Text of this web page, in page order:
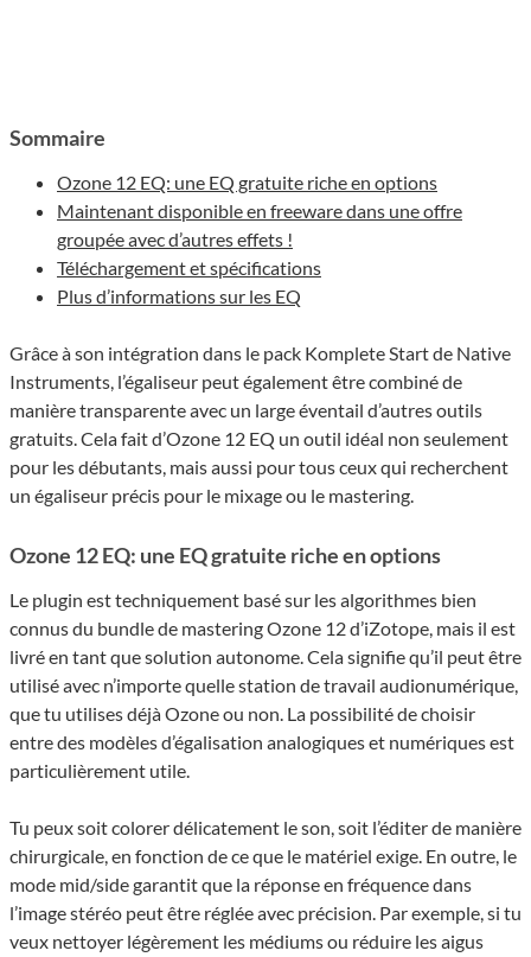
Sommaire
Ozone 12 EQ: une EQ gratuite riche en options
Maintenant disponible en freeware dans une offre
groupée avec d’autres effets !
Téléchargement et spécifications
Plus d’informations sur les EQ
Grâce à son intégration dans le pack Komplete Start de Native
Instruments, l’égaliseur peut également être combiné de
manière transparente avec un large éventail d’autres outils
gratuits. Cela fait d’Ozone 12 EQ un outil idéal non seulement
pour les débutants, mais aussi pour tous ceux qui recherchent
un égaliseur précis pour le mixage ou le mastering.
Ozone 12 EQ: une EQ gratuite riche en options
Le plugin est techniquement basé sur les algorithmes bien
connus du bundle de mastering Ozone 12 d’iZotope, mais il est
livré en tant que solution autonome. Cela signifie qu’il peut être
utilisé avec n’importe quelle station de travail audionumérique,
que tu utilises déjà Ozone ou non. La possibilité de choisir
entre des modèles d’égalisation analogiques et numériques est
particulièrement utile.
Tu peux soit colorer délicatement le son, soit l’éditer de manière
chirurgicale, en fonction de ce que le matériel exige. En outre, le
mode mid/side garantit que la réponse en fréquence dans
l’image stéréo peut être réglée avec précision. Par exemple, si tu
veux nettoyer légèrement les médiums ou réduire les aigus